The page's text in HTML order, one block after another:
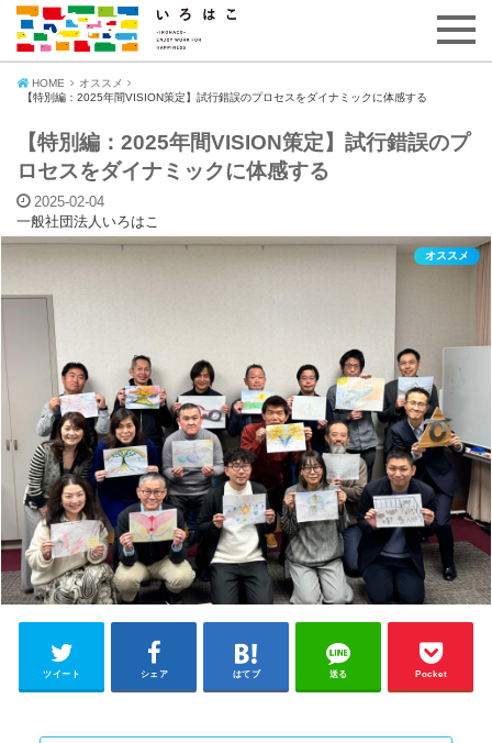
HOME
オススメ
【特別編：2025年間VISION策定】試行錯誤のプロセスをダイナミックに体感する
【特別編：2025年間VISION策定】試行錯誤のプ
ロセスをダイナミックに体感する
2025-02-04
一般社団法人いろはこ
オススメ
ツイート シェア はてブ 送る Pocket